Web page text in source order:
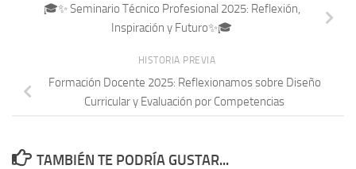
🎓✨ Seminario Técnico Profesional 2025: Reflexión,
Inspiración y Futuro✨🎓
HISTORIA PREVIA
Formación Docente 2025: Reflexionamos sobre Diseño
Curricular y Evaluación por Competencias
TAMBIÉN TE PODRÍA GUSTAR...